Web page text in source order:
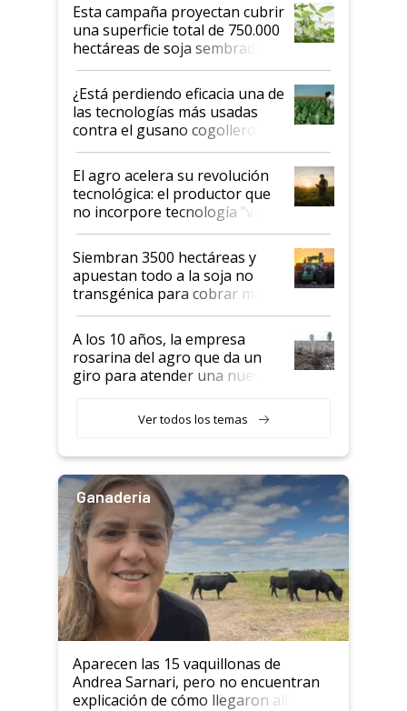
Esta campaña proyectan cubrir
una superficie total de 750.000
hectáreas de soja sembradas
con una nueva generación de
variedades que marcan un
salto tecnológico en genética y
rendimiento
¿Está perdiendo eficacia una de
las tecnologías más usadas
contra el gusano cogollero? El
desafío de una tecnología clave
El agro acelera su revolución
tecnológica: el productor que
no incorpore tecnología "va a
perder el tren"
Siembran 3500 hectáreas y
apuestan todo a la soja no
transgénica para cobrar más
por tonelada: compraron un
semillero
A los 10 años, la empresa
rosarina del agro que da un
giro para atender una nueva
Ver todos los temas
Ganadería
Aparecen las 15 vaquillonas de
Andrea Sarnari, pero no encuentran
explicación de cómo llegaron allí